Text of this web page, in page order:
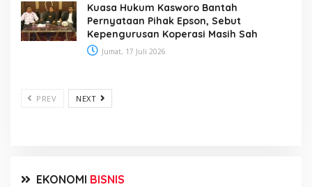
Kuasa Hukum Kasworo Bantah
Pernyataan Pihak Epson, Sebut
Kepengurusan Koperasi Masih Sah
Jumat, 17 Juli 2026
PREV NEXT
EKONOMI BISNIS